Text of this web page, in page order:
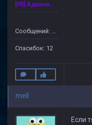
[PB] Администратор
Сообщений: 125
Спасибок: 12
mell
Если